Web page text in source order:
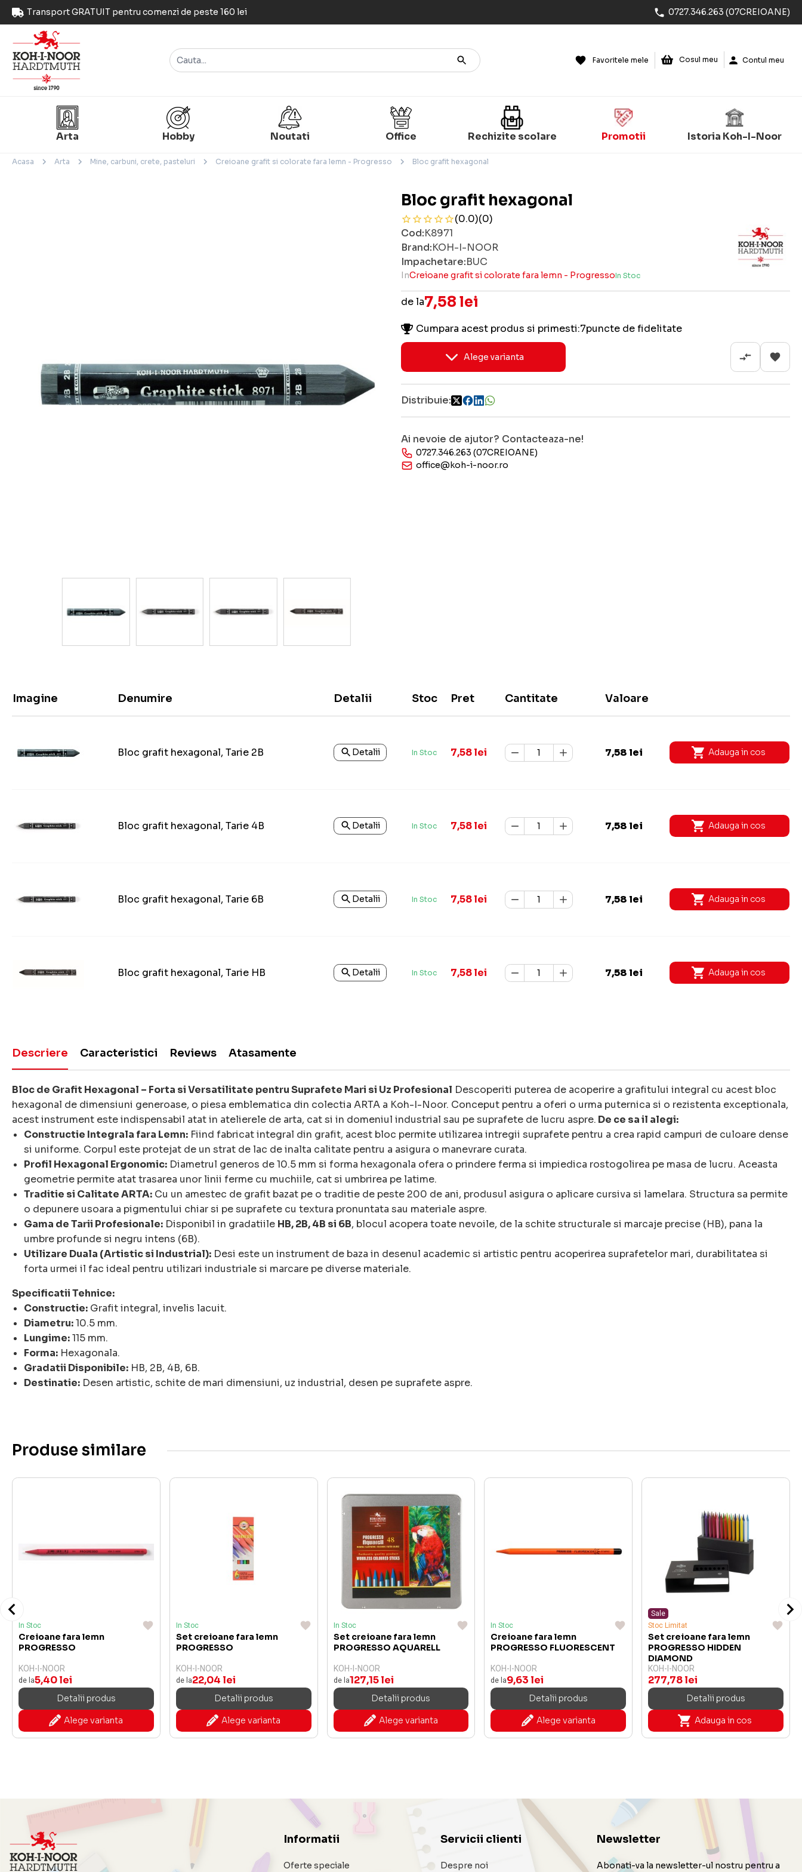
Transport GRATUIT pentru comenzi de peste 160 lei 0727.346.263 (07CREIOANE)
Favoritele mele Cosul meu Contul meu
Arta Hobby Noutati Office Rechizite scolare Promotii Istoria Koh-I-Noor
Acasa Arta Mine, carbuni, crete, pasteluri Creioane grafit si colorate fara lemn - Progresso Bloc grafit hexagonal
Bloc grafit hexagonal
(0.0)(0)
Cod:K8971
Brand:KOH-I-NOOR
Impachetare:BUC
InCreioane grafit si colorate fara lemn - ProgressoIn Stoc
de la7,58 lei
Cumpara acest produs si primesti:7puncte de fidelitate
Alege varianta
Distribuie:
Ai nevoie de ajutor? Contacteaza-ne!
0727.346.263 (07CREIOANE)
office@koh-i-noor.ro
Imagine Denumire Detalii Stoc Pret Cantitate Valoare
Bloc grafit hexagonal, Tarie 2B Detalii In Stoc 7,58 lei 7,58 lei Adauga in cos
Bloc grafit hexagonal, Tarie 4B Detalii In Stoc 7,58 lei 7,58 lei Adauga in cos
Bloc grafit hexagonal, Tarie 6B Detalii In Stoc 7,58 lei 7,58 lei Adauga in cos
Bloc grafit hexagonal, Tarie HB Detalii In Stoc 7,58 lei 7,58 lei Adauga in cos
Descriere Caracteristici Reviews Atasamente
Bloc de Grafit Hexagonal – Forta si Versatilitate pentru Suprafete Mari si Uz Profesional Descoperiti puterea de acoperire a grafitului integral cu acest bloc
hexagonal de dimensiuni generoase, o piesa emblematica din colectia ARTA a Koh-I-Noor. Conceput pentru a oferi o urma puternica si o rezistenta exceptionala,
acest instrument este indispensabil atat in atelierele de arta, cat si in domeniul industrial sau pe suprafete de lucru aspre. De ce sa il alegi:
Constructie Integrala fara Lemn: Fiind fabricat integral din grafit, acest bloc permite utilizarea intregii suprafete pentru a crea rapid campuri de culoare dense
si uniforme. Corpul este protejat de un strat de lac de inalta calitate pentru a asigura o manevrare curata.
Profil Hexagonal Ergonomic: Diametrul generos de 10.5 mm si forma hexagonala ofera o prindere ferma si impiedica rostogolirea pe masa de lucru. Aceasta
geometrie permite atat trasarea unor linii ferme cu muchiile, cat si umbrirea pe latime.
Traditie si Calitate ARTA: Cu un amestec de grafit bazat pe o traditie de peste 200 de ani, produsul asigura o aplicare cursiva si lamelara. Structura sa permite
o depunere usoara a pigmentului chiar si pe suprafete cu textura pronuntata sau materiale aspre.
Gama de Tarii Profesionale: Disponibil in gradatiile HB, 2B, 4B si 6B, blocul acopera toate nevoile, de la schite structurale si marcaje precise (HB), pana la
umbre profunde si negru intens (6B).
Utilizare Duala (Artistic si Industrial): Desi este un instrument de baza in desenul academic si artistic pentru acoperirea suprafetelor mari, durabilitatea si
forta urmei il fac ideal pentru utilizari industriale si marcare pe diverse materiale.
Specificatii Tehnice:
Constructie: Grafit integral, invelis lacuit.
Diametru:10.5 mm.
Lungime:115 mm.
Forma: Hexagonala.
Gradatii Disponibile: HB, 2B, 4B, 6B.
Destinatie: Desen artistic, schite de mari dimensiuni, uz industrial, desen pe suprafete aspre.
Produse similare
In Stoc
Creioane fara lemn
PROGRESSO
KOH-I-NOOR
de la5,40 lei
Detalii produs
Alege varianta
In Stoc
Set creioane fara lemn
PROGRESSO
KOH-I-NOOR
de la22,04 lei
Detalii produs
Alege varianta
In Stoc
Set creioane fara lemn
PROGRESSO AQUARELL
KOH-I-NOOR
de la127,15 lei
Detalii produs
Alege varianta
In Stoc
Creioane fara lemn
PROGRESSO FLUORESCENT
KOH-I-NOOR
de la9,63 lei
Detalii produs
Alege varianta
Sale
Stoc Limitat
Set creioane fara lemn
PROGRESSO HIDDEN
DIAMOND
KOH-I-NOOR
277,78 lei
Detalii produs
Adauga in cos
Informatii
Oferte speciale
Servicii clienti
Despre noi
Newsletter
Abonati-va la newsletter-ul nostru pentru a